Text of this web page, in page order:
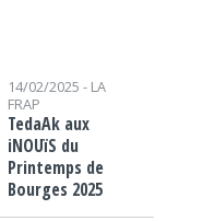
14/02/2025 - LA
FRAP
TedaAk aux
iNOUïS du
Printemps de
Bourges 2025